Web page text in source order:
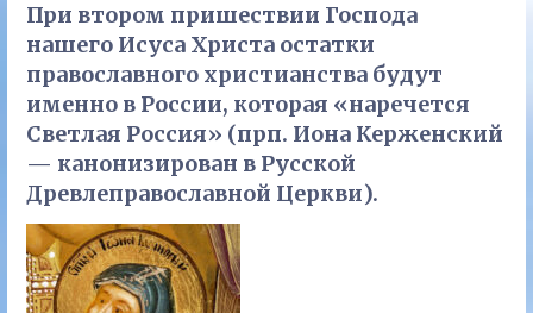
При втором пришествии Господа
нашего Исуса Христа остатки
православного христианства будут
именно в России, которая «наречется
Светлая Россия» (прп. Иона Керженский
— канонизирован в Русской
Древлеправославной Церкви).